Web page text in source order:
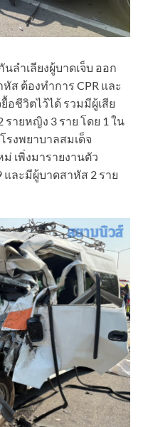
ลำเลียงผู้บาดเจ็บ ออก
ส ต้องทำการ CPR และ
อชีวิตไว้ได้ รวมมีผู้เสีย
รายหญิง 3 ราย โดย 1 ใน
รงพยาบาลสมเด็จ
เพิ่งมารายงานตัว
และมีผู้บาดสาหัส 2 ราย